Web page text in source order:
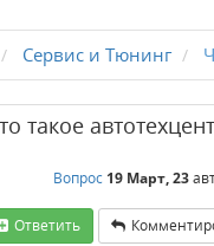
Сервис и Тюнинг
такое
Вопрос 19 Март, 23
Ответить